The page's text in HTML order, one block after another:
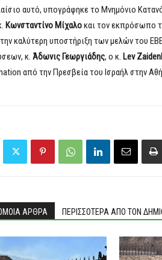
αυτό, υπογράφηκε το Μνημόνιο
Κωνσταντίνο Μίχαλοκαι τον εκπρόσωπο
καλύτερη υποστήριξη των μελών του
κ. Άδωνις Γεωργιάδης, o κ. Lev
από την Πρεσβεία του Ισραήλ στην
ΑΡΘΡΑ ΠΕΡΙΣΣΟΤΕΡΑ ΑΠΟ ΤΟΝ